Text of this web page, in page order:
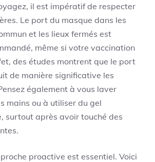
il est impératif de respecter
Le port du masque dans les
et les lieux fermés est
même si votre vaccination
des études montrent que le port
de manière significative les
également à vous laver
mains ou à utiliser du gel
surtout après avoir touché des
proactive est essentiel. Voici